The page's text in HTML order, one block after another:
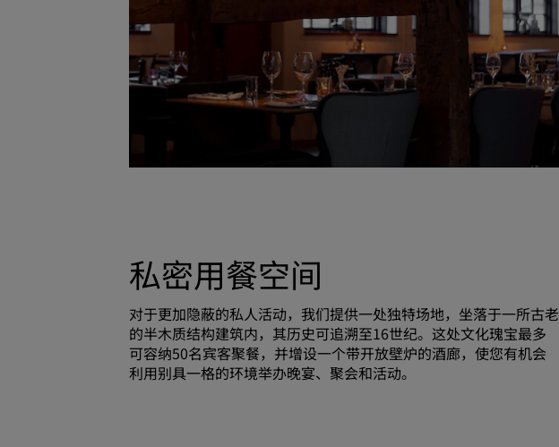
私密用餐空间
对于更加隐蔽的私人活动，我们提供一处独特场地，坐落于一所古老
的半木质结构建筑内，其历史可追溯至16世纪。这处文化瑰宝最多
可容纳50名宾客聚餐，并增设一个带开放壁炉的酒廊，使您有机会
利用别具一格的环境举办晚宴、聚会和活动。